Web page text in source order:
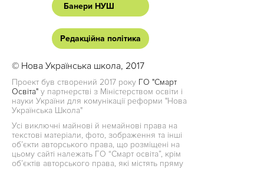
Банери НУШ
Редакційна політика
© Нова Українська школа, 2017
Проект був створений 2017 року ГО "Смарт
Освіта" у партнерстві з Міністерством освіти і
науки України для комунікації реформи "Нова
Українська Школа"
Усі виключні майнові й немайнові права на
текстові матеріали, фото, зображення та інші
об’єкти авторського права, що розміщені на
цьому сайті належать ГО “Смарт освіта”, крім
об’єктів авторського права, які містять пряму